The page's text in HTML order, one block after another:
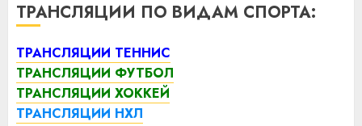
ТРАНСЛЯЦИИ ПО ВИДАМ СПОРТА:
ТРАНСЛЯЦИИ ТЕННИС
ТРАНСЛЯЦИИ ФУТБОЛ
ТРАНСЛЯЦИИ ХОККЕЙ
ТРАНСЛЯЦИИ НХЛ